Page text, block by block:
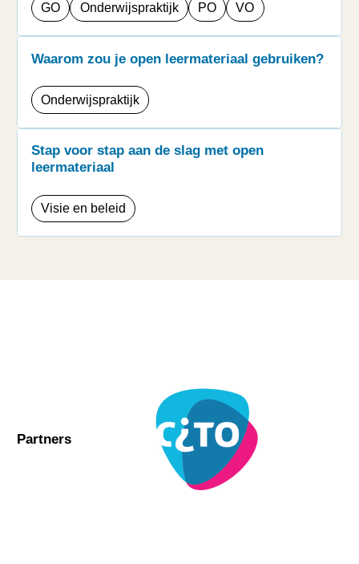
GO Onderwijspraktijk PO VO
Waarom zou je open leermateriaal gebruiken?
Onderwijspraktijk
Stap voor stap aan de slag met open
leermateriaal
Visie en beleid
Partners